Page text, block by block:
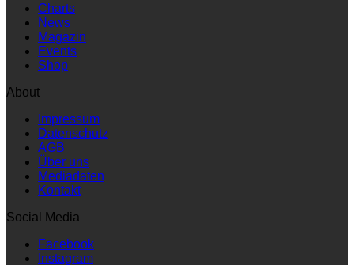
Charts
News
Magazin
Events
Shop
About
Impressum
Datenschutz
AGB
Über uns
Mediadaten
Kontakt
Social Media
Facebook
Instagram